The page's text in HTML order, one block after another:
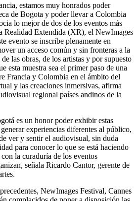
estamos muy honrados poder
de Bogota y poder llevar a Colombia
lo mejor de dos de los eventos más
Realidad Extendida (XR), el NewImages
evento se inscribe plenamente en
un acceso común y sin fronteras a la
las obras, de los artistas y por supuesto
esta muestra sea el primer paso de una
Francia y Colombia en el ámbito del
y las creaciones inmersivas, afirma
regional países andinos de la
es un honor poder exhibir estas
experiencias diferentes al público,
ver y sentir el audiovisual, sin duda
para conocer lo que se está haciendo
la curaduría de los eventos
señala Ricardo Cantor, gerente de
NewImages Festival, Cannes